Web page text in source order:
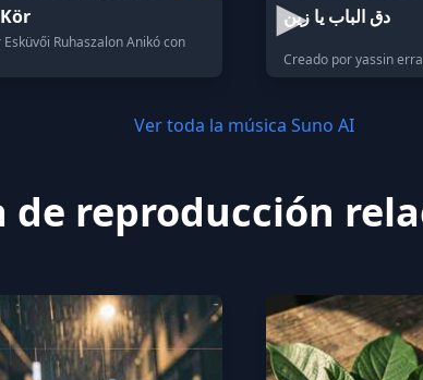
Ruhaszalon Anikó con
دق الباب يا زين
Creado por yassin
Ver toda la música Suno AI
de reproducción